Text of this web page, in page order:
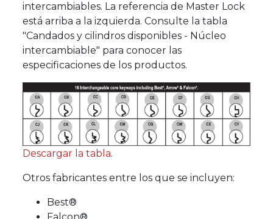
intercambiables. La referencia de Master Lock
está arriba a la izquierda. Consulte la tabla
"Candados y cilindros disponibles - Núcleo
intercambiable" para conocer las
especificaciones de los productos.
Descargar la tabla.
Otros fabricantes entre los que se incluyen:
Best®